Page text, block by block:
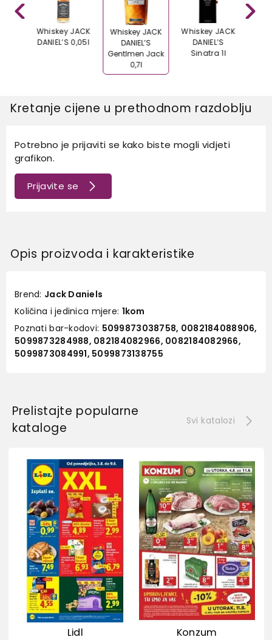
Whiskey JACK
DANIEL’S 0,05l
Whiskey JACK
DANIEL’S
Gentlmen Jack
0,7l
Whiskey JACK
DANIEL’S
Sinatra 1l
Kretanje cijene u prethodnom razdoblju
Potrebno je prijaviti se kako biste mogli vidjeti
grafikon.
Prijavite se
Opis proizvoda i karakteristike
Brend: Jack Daniels
Količina i jedinica mjere: 1kom
Poznati bar-kodovi: 5099873038758, 0082184088906,
5099873284988, 082184082966, 0082184082966,
5099873084991, 5099873138755
Prelistajte popularne
kataloge
Svi katalozi
Lidl Konzum